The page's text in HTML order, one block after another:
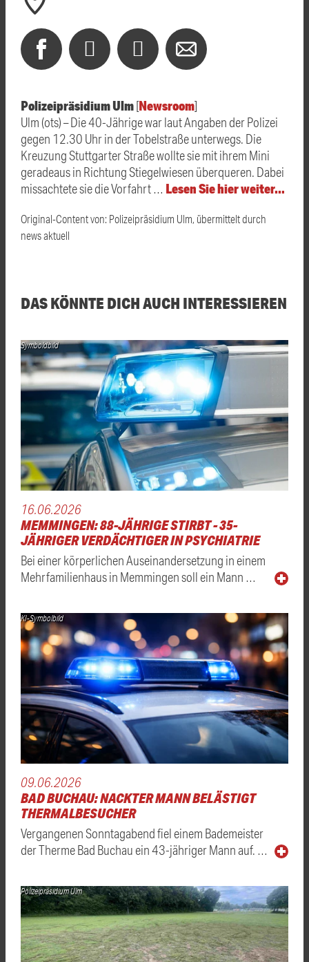
Polizeipräsidium Ulm[Newsroom]
Ulm (ots) – Die 40-Jährige war laut Angaben der Polizei
gegen 12.30 Uhr in der Tobelstraße unterwegs. Die
Kreuzung Stuttgarter Straße wollte sie mit ihrem Mini
geradeaus in Richtung Stiegelwiesen überqueren. Dabei
missachtete sie die Vorfahrt … Lesen Sie hier weiter…
Original-Content von: Polizeipräsidium Ulm, übermittelt durch
news aktuell
DAS KÖNNTE DICH AUCH INTERESSIEREN
Symboldbild
16.06.2026
MEMMINGEN: 88-JÄHRIGE STIRBT - 35-
JÄHRIGER VERDÄCHTIGER IN PSYCHIATRIE
Bei einer körperlichen Auseinandersetzung in einem
Mehrfamilienhaus in Memmingen soll ein Mann …
KI-Symbolbild
09.06.2026
BAD BUCHAU: NACKTER MANN BELÄSTIGT
THERMALBESUCHER
Vergangenen Sonntagabend fiel einem Bademeister
der Therme Bad Buchau ein 43-jähriger Mann auf. …
Polizeipräsidium Ulm